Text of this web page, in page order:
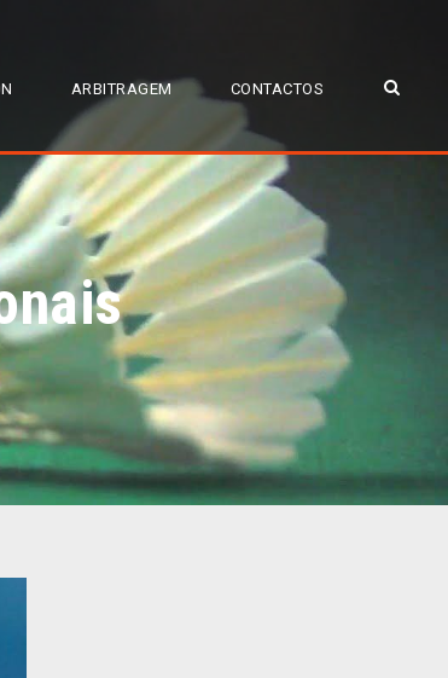
ARBITRAGEM CONTACTOS